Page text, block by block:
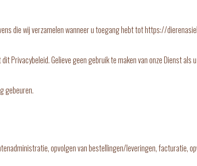
die wij verzamelen wanneer u toegang hebt tot https://
Privacybeleid. Gelieve geen gebruik te maken van onze Dienst
gebeuren.
opvolgen van bestellingen/leveringen, facturatie,